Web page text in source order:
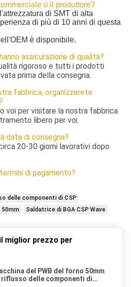
o il produttore?
di SMT di alta
di più di 10 anni di questa
è disponibile.
assicurazione di qualità?
rigoroso e tutti i prodotti
prima della consegna.
fabbrica, organizzerete
voi per visitare la nostra fabbrica
libero per voi.
data di consegna?
20-30 giorni lavorativi dopo
di pagamento?
delle componenti di CSP
50mm
Saldatrice di BGA CSP Wave
miglior prezzo per
del PWB del forno 50mm
riflusso delle componenti di